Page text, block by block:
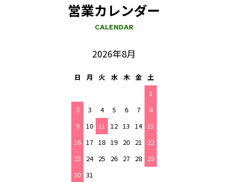
営業カレンダー
CALENDAR
2026年8月
日 月 火 水 木 金
土
1
2
3 4 5 6 7
8
9
10 11 12 13 14 15
16 17 18 19 20 21
22
23
24 25 26 27 28 29
30 31